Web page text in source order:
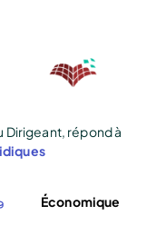
Dirigeant, répond à
Économique